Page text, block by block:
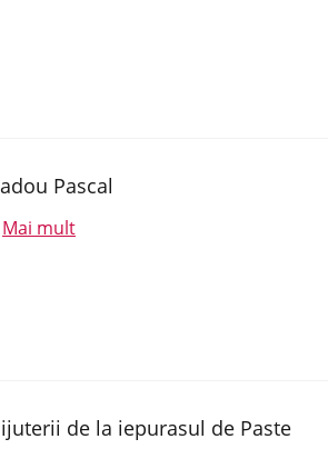
Pascal
Mai mult
de la iepurasul de Paste